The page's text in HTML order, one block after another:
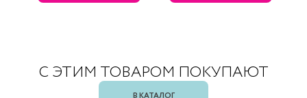
С ЭТИМ ТОВАРОМ ПОКУПАЮТ